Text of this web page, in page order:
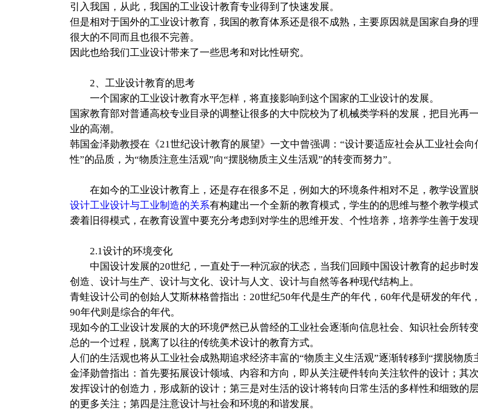
引入我国，从此，我国的工业设计教育专业得到了快速发展。
但是相对于国外的工业设计教育，我国的教育体系还是很不成熟，主要原因就是国家自身的
很大的不同而且也很不完善。
因此也给我们工业设计带来了一些思考和对比性研究。
2、工业设计教育的思考
一个国家的工业设计教育水平怎样，将直接影响到这个国家的工业设计的发展。
国家教育部对普通高校专业目录的调整让很多的大中院校为了机械类学科的发展，把目光再
业的高潮。
韩国金泽勋教授在《21世纪设计教育的展望》一文中曾强调：“设计要适应社会从工业社会
性”的品质，为“物质注意生活观”向“摆脱物质主义生活观”的转变而努力”。
在如今的工业设计教育上，还是存在很多不足，例如大的环境条件相对不足，教学设置
设计工业设计与工业制造的关系有构建出一个全新的教育模式，学生的的思维与整个教学模
袭着旧得模式，在教育设置中要充分考虑到对学生的思维开发、个性培养，培养学生善于发
2.1设计的环境变化
中国设计发展的20世纪，一直处于一种沉寂的状态，当我们回顾中国设计教育的起步时
创造、设计与生产、设计与文化、设计与人文、设计与自然等各种现代结构上。
青蛙设计公司的创始人艾斯林格曾指出：20世纪50年代是生产的年代，60年代是研发的年
90年代则是综合的年代。
现如今的工业设计发展的大的环境俨然已从曾经的工业社会逐渐向信息社会、知识社会所
总的一个过程，脱离了以往的传统美术设计的教育方式。
人们的生活观也将从工业社会成熟期追求经济丰富的“物质主义生活观”逐渐转移到“摆脱物质
金泽勋曾指出：首先要拓展设计领域、内容和方向，即从关注硬件转向关注软件的设计；其
发挥设计的创造力，形成新的设计；第三是对生活的设计将转向日常生活的多样性和细致的
的更多关注；第四是注意设计与社会和环境的和谐发展。